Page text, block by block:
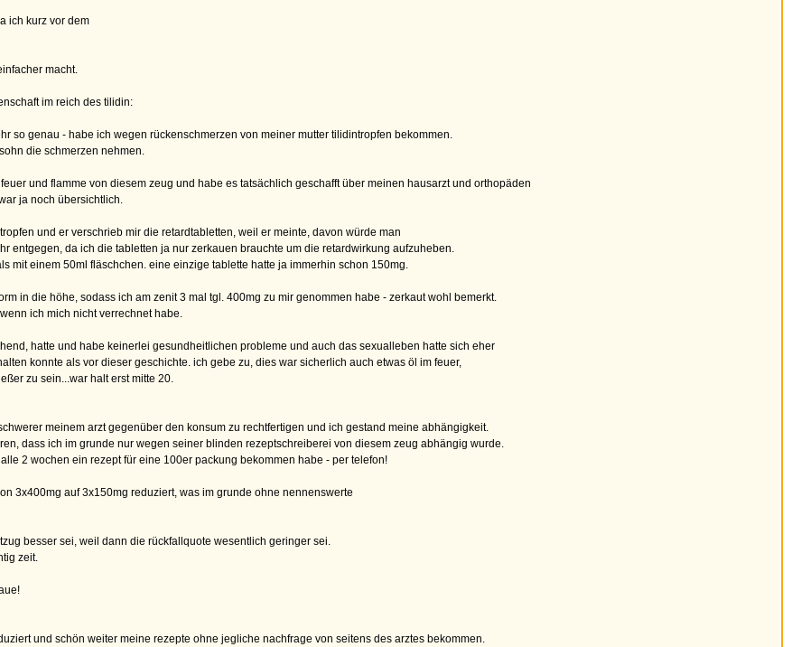
ich kurz vor dem
macht.
im reich des tilidin:
so genau - habe ich wegen rückenschmerzen von meiner mutter tilidintropfen bekommen.
die schmerzen nehmen.
und flamme von diesem zeug und habe es tatsächlich geschafft über meinen hausarzt und orthopäden
ja noch übersichtlich.
und er verschrieb mir die retardtabletten, weil er meinte, davon würde man
entgegen, da ich die tabletten ja nur zerkauen brauchte um die retardwirkung aufzuheben.
mit einem 50ml fläschchen. eine einzige tablette hatte ja immerhin schon 150mg.
in die höhe, sodass ich am zenit 3 mal tgl. 400mg zu mir genommen habe - zerkaut wohl bemerkt.
ich mich nicht verrechnet habe.
hatte und habe keinerlei gesundheitlichen probleme und auch das sexualleben hatte sich eher
konnte als vor dieser geschichte. ich gebe zu, dies war sicherlich auch etwas öl im feuer,
zu sein...war halt erst mitte 20.
meinem arzt gegenüber den konsum zu rechtfertigen und ich gestand meine abhängigkeit.
dass ich im grunde nur wegen seiner blinden rezeptschreiberei von diesem zeug abhängig wurde.
2 wochen ein rezept für eine 100er packung bekommen habe - per telefon!
3x400mg auf 3x150mg reduziert, was im grunde ohne nennenswerte
besser sei, weil dann die rückfallquote wesentlich geringer sei.
zeit.
und schön weiter meine rezepte ohne jegliche nachfrage von seitens des arztes bekommen.